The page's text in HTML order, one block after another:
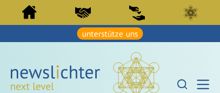
m
n
l
t
s
unterstütze uns